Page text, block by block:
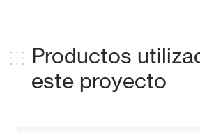
Productos
este proyecto